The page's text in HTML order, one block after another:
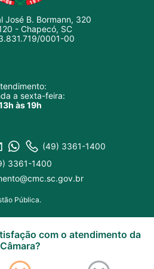
José B. Bormann, 320
- Chapecó, SC
0001-00
a sexta-feira:
às 19h
(49) 3361-1400
3361-1400
Pública.
com o atendimento da
Câmara?